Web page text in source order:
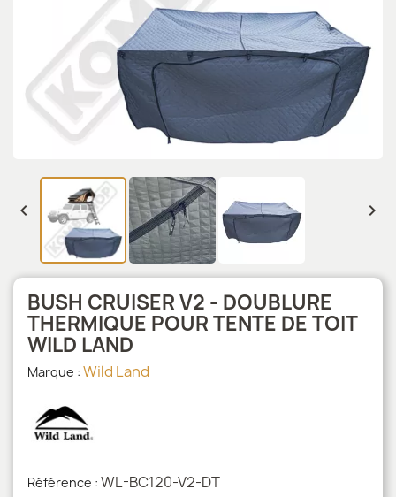
 
BUSH CRUISER V2 - DOUBLURE
THERMIQUE POUR TENTE DE TOIT
WILD LAND
Marque : Wild Land
Référence : WL-BC120-V2-DT